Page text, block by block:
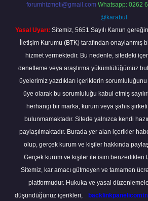
forumhizmeti@gmail.com Whatsapp: 0262
@karabul
Yasal Uyarı: Sitemiz, 5651 Sayılı Kanun
İletişim Kurumu (BTK) tarafından onaylanmış
hizmet vermektedir. Bu nedenle, sitedeki
denetleme veya araştırma yükümlülüğümüz
üyelerimiz yazdıkları içeriklerin
üye olarak bu sorumluluğu kabul etmiş
herhangi bir marka, kurum veya şahıs
bulunmamaktadır. Sitede yalnızca kendi
paylaşılmaktadır. Burada yer alan içerikler
olup, gerçek kurum ve kişiler hakkında
Gerçek kurum ve kişiler ile isim benzerlikleri
Sitemiz, kar amacı gütmeyen ve tamamen
platformudur. Hukuka ve yasal
düşündüğünüz içerikleri,